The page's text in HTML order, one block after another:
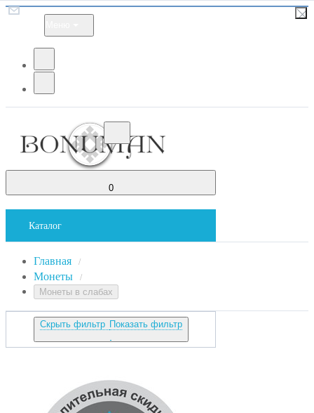
0
Каталог
Главная /
Монеты /
Монеты в слабах
Скрыть фильтр Показать фильтр